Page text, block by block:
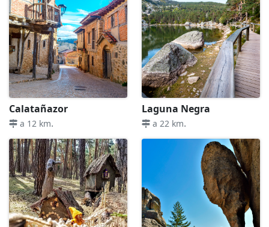
Calatañazor
a 12 km.
Laguna Negra
a 22 km.